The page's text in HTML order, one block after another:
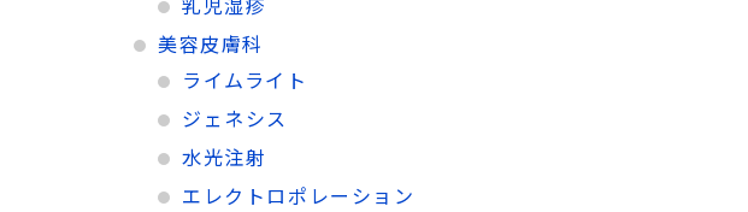
美容皮膚科
ライムライト
ジェネシス
水光注射
エレクトロポレーション